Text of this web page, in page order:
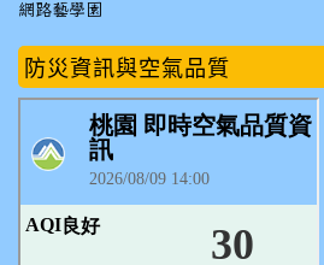
網路藝學園
防災資訊與空氣品質